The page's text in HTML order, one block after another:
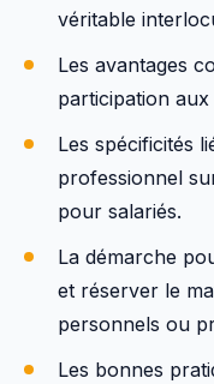
véritable
Les avantages
participation
Les spécificités
professionnel
pour salariés.
La démarche
et réserver le
personnels ou
Les bonnes